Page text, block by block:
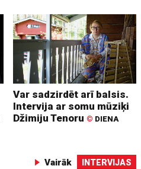
Var sadzirdēt arī balsis.
Intervija ar somu mūziķi
Džimiju Tenoru © DIENA
Vairāk INTERVIJAS